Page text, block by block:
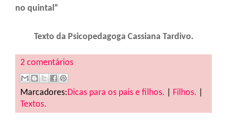
no quintal”
Texto da Psicopedagoga Cassiana Tardivo.
2 comentários
Marcadores:Dicas para os pais e filhos. Filhos.
Textos.